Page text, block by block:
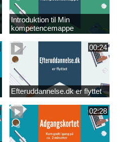
Introduktion til Min
kompetencemappe
00:24
Efteruddannelse.dk er flyttet
02:28